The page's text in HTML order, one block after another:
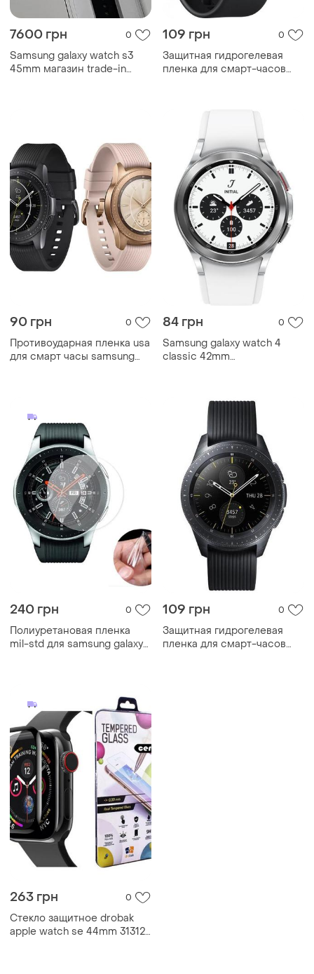
7600 грн 0
Samsung galaxy watch s3
45mm магазин trade-in
109 грн 0
Защитная гидрогелевая
пленка для смарт-часов
90 грн 0
Противоударная пленка usa
для смарт часы samsung
84 грн 0
Samsung galaxy watch 4
classic 42mm
240 грн 0
Полиуретановая пленка
mil-std для samsung galaxy
109 грн 0
Защитная гидрогелевая
пленка для смарт-часов
263 грн 0
Стекло защитное drobak
apple watch se 44mm 313125